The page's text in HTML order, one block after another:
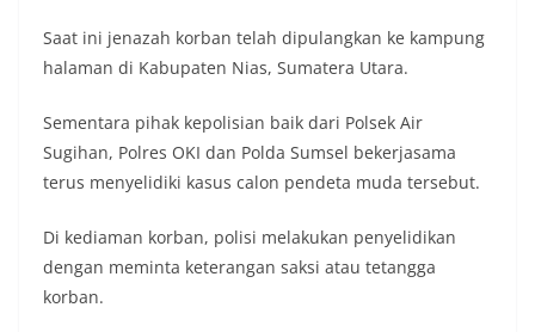
Saat ini jenazah korban telah dipulangkan ke kampung
halaman di Kabupaten Nias, Sumatera Utara.
Sementara pihak kepolisian baik dari Polsek Air
Sugihan, Polres OKI dan Polda Sumsel bekerjasama
terus menyelidiki kasus calon pendeta muda tersebut.
Di kediaman korban, polisi melakukan penyelidikan
dengan meminta keterangan saksi atau tetangga
korban.